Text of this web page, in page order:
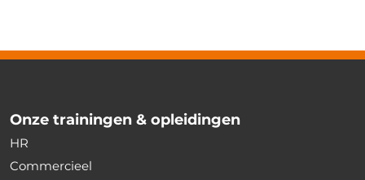
Onze trainingen & opleidingen
HR
Commercieel